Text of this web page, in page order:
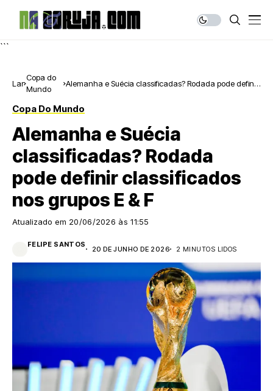
```
Lar
Copa do
Mundo
Alemanha e Suécia classificadas? Rodada pode definir
Copa Do Mundo
Alemanha e Suécia
classificadas? Rodada
pode definir classificados
nos grupos E & F
Atualizado em 20/06/2026 às 11:55
FELIPE SANTOS
20 DE JUNHO DE 2026 2 MINUTOS LIDOS